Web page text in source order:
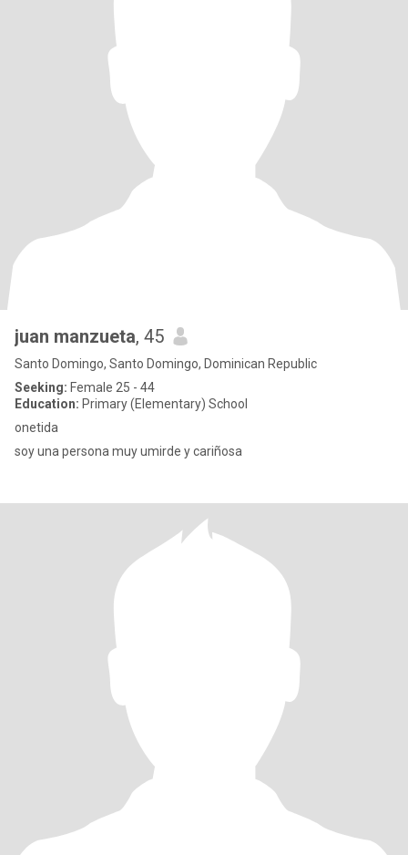
juan manzueta, 45
Santo Domingo, Santo Domingo, Dominican Republic
Seeking: Female 25 - 44
Education: Primary (Elementary) School
onetida
soy una persona muy umirde y cariñosa